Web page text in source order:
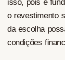
isso, pois é
o revestimento
da escolha
condições